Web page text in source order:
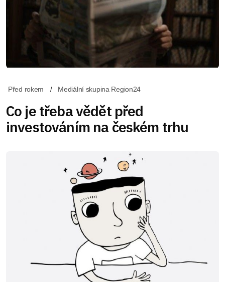
Před rokem Mediální skupina Region24
Co je třeba vědět před
investováním na českém trhu